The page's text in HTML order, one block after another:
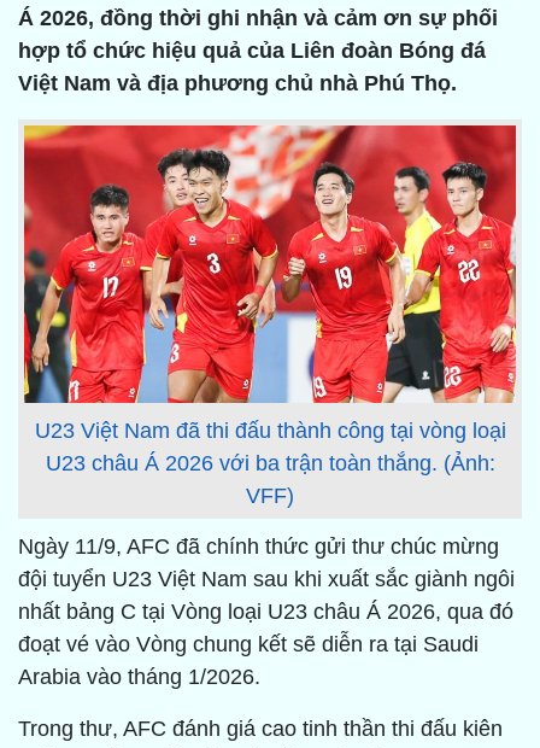
Á 2026, đồng thời ghi nhận và cảm ơn sự phối
hợp tổ chức hiệu quả của Liên đoàn Bóng đá
Việt Nam và địa phương chủ nhà Phú Thọ.
U23 Việt Nam đã thi đấu thành công tại vòng loại
U23 châu Á 2026 với ba trận toàn thắng. (Ảnh:
VFF)
Ngày 11/9, AFC đã chính thức gửi thư chúc mừng
đội tuyển U23 Việt Nam sau khi xuất sắc giành ngôi
nhất bảng C tại Vòng loại U23 châu Á 2026, qua đó
đoạt vé vào Vòng chung kết sẽ diễn ra tại Saudi
Arabia vào tháng 1/2026.
Trong thư, AFC đánh giá cao tinh thần thi đấu kiên